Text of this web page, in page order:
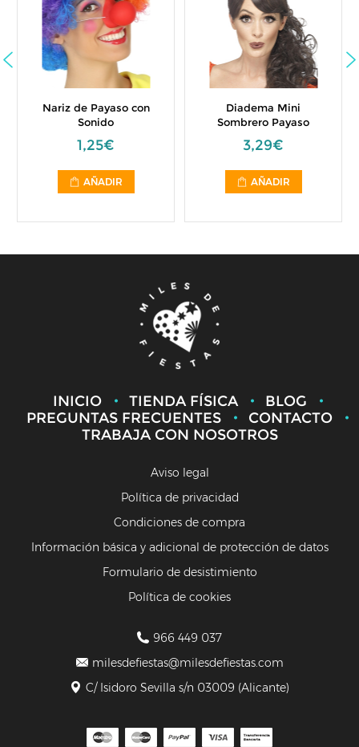
Nariz de Payaso con
Sonido
1,25€
AÑADIR
Diadema Mini
Sombrero Payaso
3,29€
AÑADIR
INICIO TIENDA FÍSICA
BLOG
PREGUNTAS FRECUENTES
CONTACTO
TRABAJA CON NOSOTROS
Aviso legal
Política de privacidad
Condiciones de compra
Información básica y adicional de protección de datos
Formulario de desistimiento
Política de cookies
966 449 037
milesdefiestas@milesdefiestas.com
C/ Isidoro Sevilla s/n 03009 (Alicante)